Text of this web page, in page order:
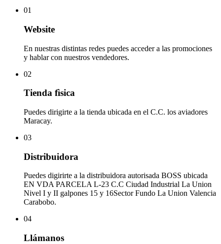
01
Website
En nuestras distintas redes puedes acceder a las promociones
y hablar con nuestros vendedores.
02
Tienda fìsica
Puedes dirigirte a la tienda ubicada en el C.C. los aviadores
Maracay.
03
Distribuidora
Puedes digirirte a la distribuidora autorisada BOSS ubicada
EN VDA PARCELA L-23 C.C Ciudad Industrial La Union
Nivel I y II galpones 15 y 16Sector Fundo La Union Valencia
Carabobo.
04
Llámanos